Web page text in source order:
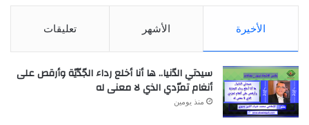
الأخيرة الأشهر تعليقات
سيدتي الدّنيا.. ها أنا أخلع رداء الجّدّيّة وأرقص على
أنغام تمرّدي الذي لا معنى له
منذ يومين